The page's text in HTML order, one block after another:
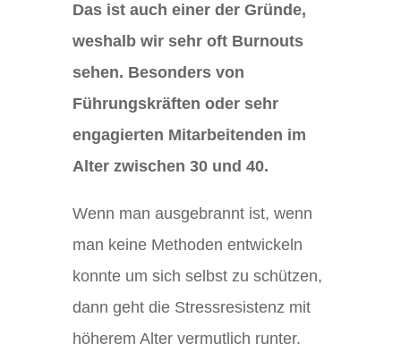
Das ist auch einer der Gründe,
weshalb wir sehr oft Burnouts
sehen. Besonders von
Führungskräften oder sehr
engagierten Mitarbeitenden im
Alter zwischen 30 und 40.
Wenn man ausgebrannt ist, wenn
man keine Methoden entwickeln
konnte um sich selbst zu schützen,
dann geht die Stressresistenz mit
höherem Alter vermutlich runter.